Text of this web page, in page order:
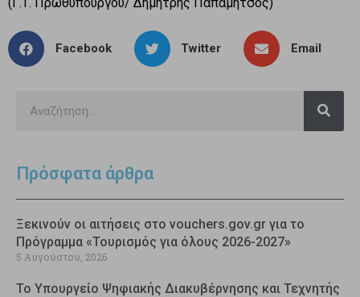
Facebook Twitter Email
Πρόσφατα άρθρα
Ξεκινούν οι αιτήσεις στο vouchers.gov.gr για το
Πρόγραμμα «Τουρισμός για όλους 2026-2027»
5 Αυγούστου, 2026
Το Υπουργείο Ψηφιακής Διακυβέρνησης και Τεχνητής